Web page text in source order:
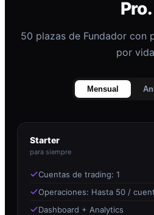
Pro.
50 plazas de Fundador con
por
Mensual
Starter
para siempre
Cuentas de trading: 1
Operaciones: Hasta 50 /
Dashboard + Analytics